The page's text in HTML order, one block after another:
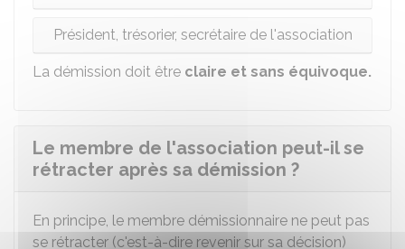
Président, trésorier, secrétaire de l'association
La démission doit être claire et sans équivoque.
Le membre de l'association peut-il se
rétracter après sa démission ?
En principe, le membre démissionnaire ne peut pas
se rétracter (c'est-à-dire revenir sur sa décision)